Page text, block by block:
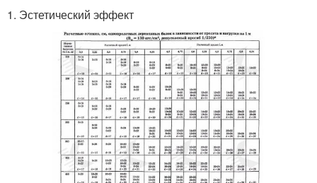
1. Эстетический эффект